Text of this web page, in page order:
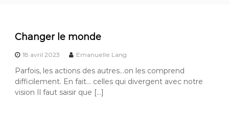
Changer le monde
18 avril 2023 Emanuelle Lang
Parfois, les actions des autres…on les comprend
difficilement. En fait… celles qui divergent avec notre
vision Il faut saisir que […]